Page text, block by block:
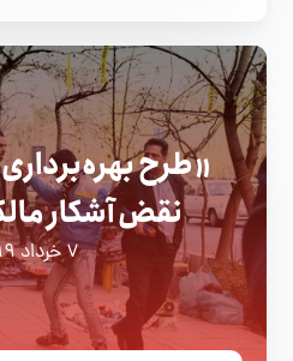
«طرح بهره‌برداری
نقض آشکار
۷ خرداد ۱۳۹۹